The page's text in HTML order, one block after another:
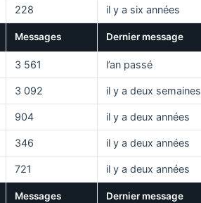
228 il y a six années
Messages Dernier message
3 561 l’an passé
3 092 il y a deux semaines
904 il y a deux années
346 il y a deux années
721 il y a deux années
Messages Dernier message